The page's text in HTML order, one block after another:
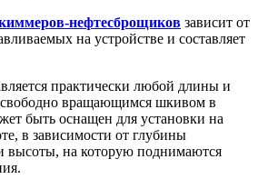
нефтесброщиков зависит от
на устройстве и составляет
практически любой длины и
свободно вращающимся шкивом в
быть оснащен для установки на
в зависимости от глубины
высоты, на которую поднимаются